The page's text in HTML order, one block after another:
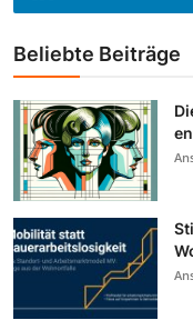
Beliebte Beiträge